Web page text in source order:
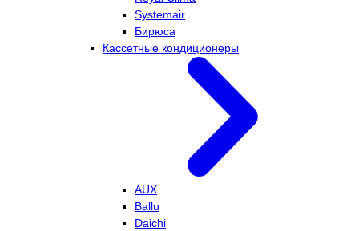
Systemair
Бирюса
Кассетные кондиционеры
AUX
Ballu
Daichi